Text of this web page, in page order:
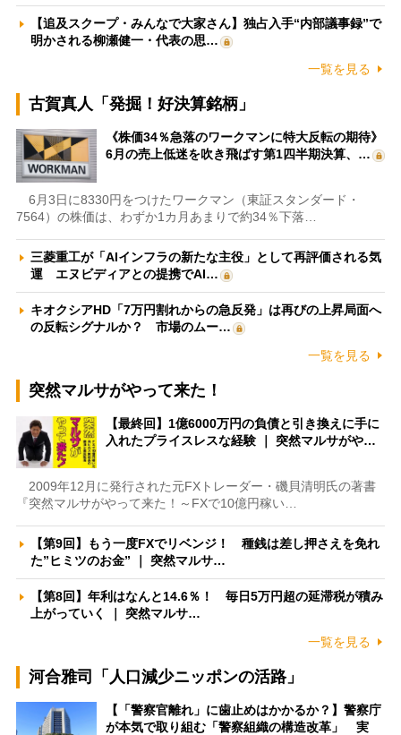
【追及スクープ・みんなで大家さん】独占入手“内部議事録”で
明かされる柳瀬健一・代表の思…
一覧を見る
古賀真人「発掘！好決算銘柄」
《株価34％急落のワークマンに特大反転の期待》
6月の売上低迷を吹き飛ばす第1四半期決算、…
6月3日に8330円をつけたワークマン（東証スタンダード・
7564）の株価は、わずか1カ月あまりで約34％下落…
三菱重工が「AIインフラの新たな主役」として再評価される気
運 エヌビディアとの提携でAI…
キオクシアHD「7万円割れからの急反発」は再びの上昇局面へ
の反転シグナルか？ 市場のムー…
一覧を見る
突然マルサがやって来た！
【最終回】1億6000万円の負債と引き換えに手に
入れたプライスレスな経験 ｜ 突然マルサがや…
2009年12月に発行された元FXトレーダー・磯貝清明氏の著書
『突然マルサがやって来た！～FXで10億円稼い…
【第9回】もう一度FXでリベンジ！ 種銭は差し押さえを免れ
た”ヒミツのお金” ｜ 突然マルサ…
【第8回】年利はなんと14.6％！ 毎日5万円超の延滞税が積み
上がっていく ｜ 突然マルサ…
一覧を見る
河合雅司「人口減少ニッポンの活路」
【「警察官離れ」に歯止めはかかるか？】警察庁
が本気で取り組む「警察組織の構造改革」 実